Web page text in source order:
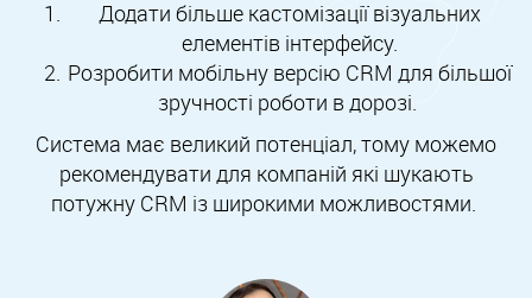
Додати більше кастомізації візуальних
елементів інтерфейсу.
Розробити мобільну версію CRM для більшої
зручності роботи в дорозі.
Система має великий потенціал, тому можемо
рекомендувати для компаній які шукають
потужну CRM із широкими можливостями.